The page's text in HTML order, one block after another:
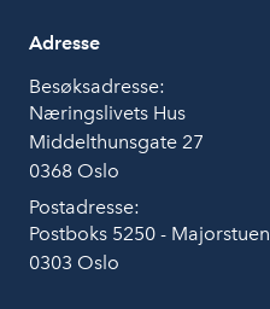
Adresse
Besøksadresse:
Næringslivets Hus
Middelthunsgate 27
0368 Oslo
Postadresse:
Postboks 5250 - Majorstuen
0303 Oslo